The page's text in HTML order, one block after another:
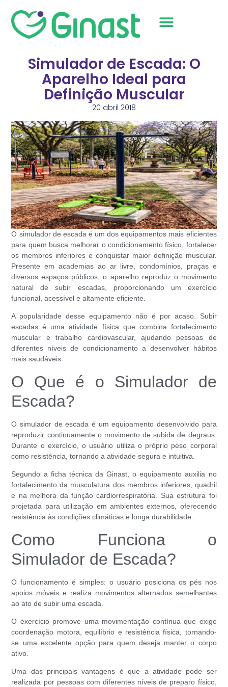
Simulador de Escada: O
Aparelho Ideal para
Definição Muscular
20 abril 2018
O simulador de escada é um dos equipamentos mais eficientes
para quem busca melhorar o condicionamento físico, fortalecer
os membros inferiores e conquistar maior definição muscular.
Presente em academias ao ar livre, condomínios, praças e
diversos espaços públicos, o aparelho reproduz o movimento
natural de subir escadas, proporcionando um exercício
funcional, acessível e altamente eficiente.
A popularidade desse equipamento não é por acaso. Subir
escadas é uma atividade física que combina fortalecimento
muscular e trabalho cardiovascular, ajudando pessoas de
diferentes níveis de condicionamento a desenvolver hábitos
mais saudáveis.
O Que é o Simulador de
Escada?
O simulador de escada é um equipamento desenvolvido para
reproduzir continuamente o movimento de subida de degraus.
Durante o exercício, o usuário utiliza o próprio peso corporal
como resistência, tornando a atividade segura e intuitiva.
Segundo a ficha técnica da Ginast, o equipamento auxilia no
fortalecimento da musculatura dos membros inferiores, quadril
e na melhora da função cardiorrespiratória. Sua estrutura foi
projetada para utilização em ambientes externos, oferecendo
resistência às condições climáticas e longa durabilidade.
Como Funciona o
Simulador de Escada?
O funcionamento é simples: o usuário posiciona os pés nos
apoios móveis e realiza movimentos alternados semelhantes
ao ato de subir uma escada.
O exercício promove uma movimentação contínua que exige
coordenação motora, equilíbrio e resistência física, tornando-
se uma excelente opção para quem deseja manter o corpo
ativo.
Uma das principais vantagens é que a atividade pode ser
realizada por pessoas com diferentes níveis de preparo físico,